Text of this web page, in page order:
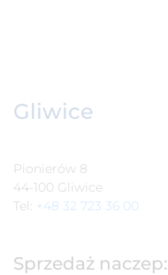
Gliwice
Pionierów 8
44-100 Gliwice
Tel: +48 32 723 36 00
Sprzedaż naczep: